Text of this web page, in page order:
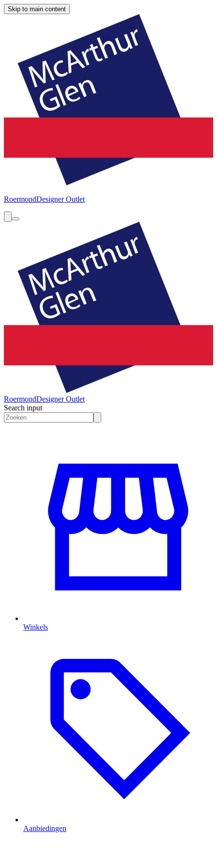
Skip to main content
RoermondDesigner Outlet
RoermondDesigner Outlet
Search input
Winkels
Aanbiedingen